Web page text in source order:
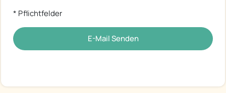
* Pflichtfelder
E-Mail Senden